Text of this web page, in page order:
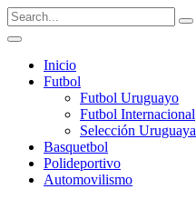
Inicio
Futbol
Futbol Uruguayo
Futbol Internacional
Selección Uruguaya
Basquetbol
Polideportivo
Automovilismo